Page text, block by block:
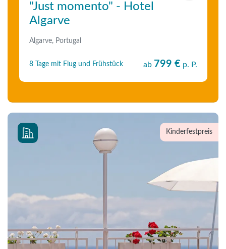
"Just momento" - Hotel
Algarve
Algarve, Portugal
8 Tage mit Flug und Frühstück ab 799 € p. P.
Kinderfestpreis